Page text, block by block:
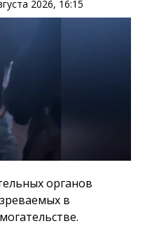
2026, 16:15
органов
в